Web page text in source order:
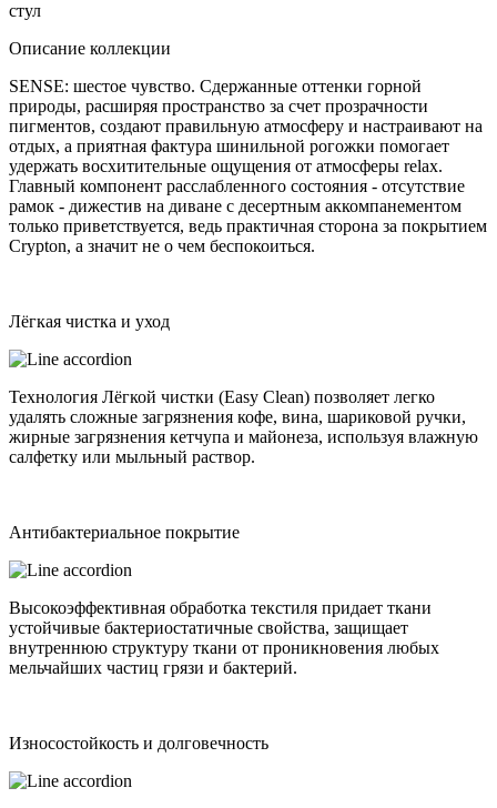
стул
Описание коллекции
SENSE: шестое чувство. Сдержанные оттенки горной
природы, расширяя пространство за счет прозрачности
пигментов, создают правильную атмосферу и настраивают на
отдых, а приятная фактура шинильной рогожки помогает
удержать восхитительные ощущения от атмосферы relax.
Главный компонент расслабленного состояния - отсутствие
рамок - дижестив на диване с десертным аккомпанементом
только приветствуется, ведь практичная сторона за покрытием
Crypton, а значит не о чем беспокоиться.
Лёгкая чистка и уход
Технология Лёгкой чистки (Easy Clean) позволяет легко
удалять сложные загрязнения кофе, вина, шариковой ручки,
жирные загрязнения кетчупа и майонеза, используя влажную
салфетку или мыльный раствор.
Антибактериальное покрытие
Высокоэффективная обработка текстиля придает ткани
устойчивые бактериостатичные свойства, защищает
внутреннюю структуру ткани от проникновения любых
мельчайших частиц грязи и бактерий.
Износостойкость и долговечность